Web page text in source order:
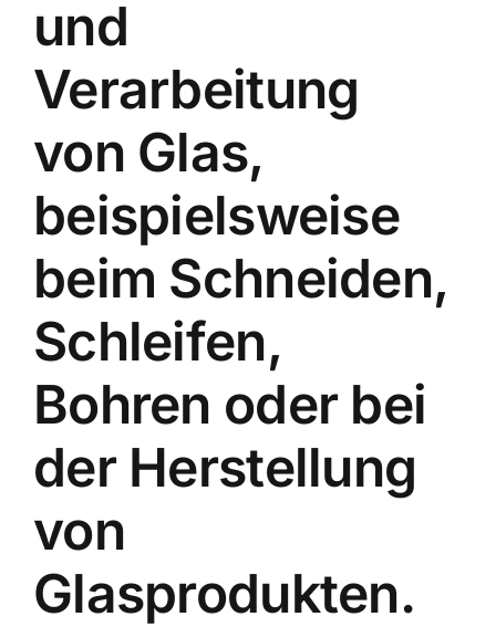
und
Verarbeitung
von Glas,
beispielsweise
beim Schneiden,
Schleifen,
Bohren oder bei
der Herstellung
von
Glasprodukten.